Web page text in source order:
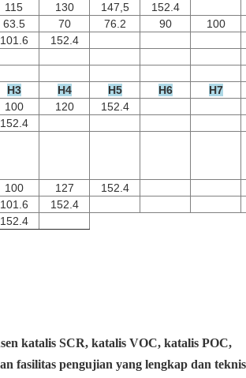
115 130 147,5
152.4
63.5 70 76.2 90 100
101.6
152.4
H3 H4 H5 H6 H7
100 120
152.4
152.4
100 127
152.4
101.6
152.4
152.4
katalis SCR, katalis VOC, katalis POC,
fasilitas pengujian yang lengkap dan